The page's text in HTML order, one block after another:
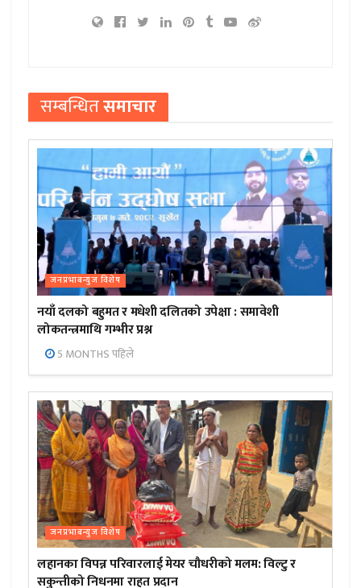
सम्बन्धितसमाचार
जनप्रभाबन्युज विशेष
नयाँ दलको बहुमत र मधेशी दलितको उपेक्षा : समावेशी
लोकतन्त्रमाथि गम्भीर प्रश्न
5 MONTHS पहिले
जनप्रभाबन्युज विशेष
लहानका विपन्न परिवारलाई मेयर चौधरीको मलम: विल्टु र
सकुन्तीको निधनमा राहत प्रदान